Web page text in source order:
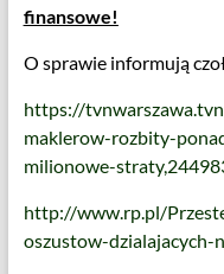
finansowe!
O sprawie informują
https://
maklerow-rozbity-
milionowe-
http://www.rp.pl/
oszustow-